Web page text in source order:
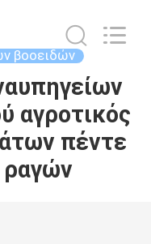
βοοειδών
αγροτικός
πέντε
ραγών